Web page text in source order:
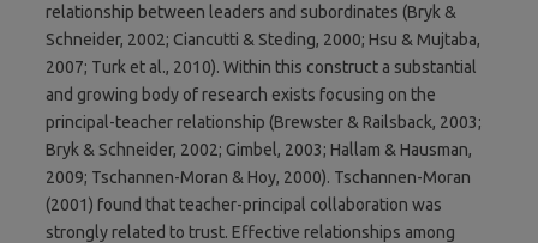
relationship between leaders and subordinates (Bryk &
Schneider, 2002; Ciancutti & Steding, 2000; Hsu & Mujtaba,
2007; Turk et al., 2010). Within this construct a substantial
and growing body of research exists focusing on the
principal-teacher relationship (Brewster & Railsback, 2003;
Bryk & Schneider, 2002; Gimbel, 2003; Hallam & Hausman,
2009; Tschannen-Moran & Hoy, 2000). Tschannen-Moran
(2001) found that teacher-principal collaboration was
strongly related to trust. Effective relationships among